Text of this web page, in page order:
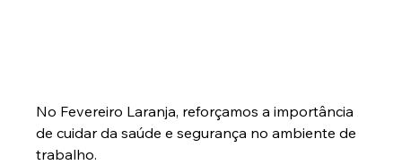
No Fevereiro Laranja, reforçamos a importância
de cuidar da saúde e segurança no ambiente de
trabalho.